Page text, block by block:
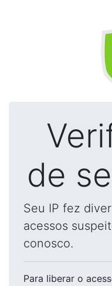
de
Seu IP fez
acessos
conosco.
Para liberar o